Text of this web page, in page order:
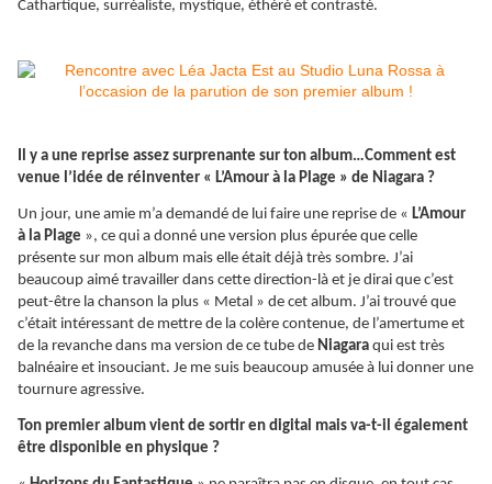
Cathartique, surréaliste, mystique, éthéré et contrasté.
Il y a une reprise assez surprenante sur ton album…Comment est
venue l’idée de réinventer « L’Amour à la Plage » de Niagara ?
Un jour, une amie m’a demandé de lui faire une reprise de « L’Amour
à la Plage », ce qui a donné une version plus épurée que celle
présente sur mon album mais elle était déjà très sombre. J’ai
beaucoup aimé travailler dans cette direction-là et je dirai que c’est
peut-être la chanson la plus « Metal » de cet album. J’ai trouvé que
c’était intéressant de mettre de la colère contenue, de l’amertume et
de la revanche dans ma version de ce tube de Niagara qui est très
balnéaire et insouciant. Je me suis beaucoup amusée à lui donner une
tournure agressive.
Ton premier album vient de sortir en digital mais va-t-il également
être disponible en physique ?